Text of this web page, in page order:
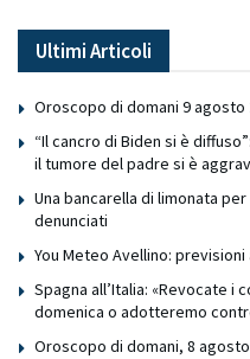
Ultimi Articoli
Oroscopo di domani 9
“Il cancro di Biden si è
il tumore del padre si è
Una bancarella di limonata
denunciati
You Meteo Avellino:
Spagna all’Italia: «Revocate
domenica o adotteremo
Oroscopo di domani, 8